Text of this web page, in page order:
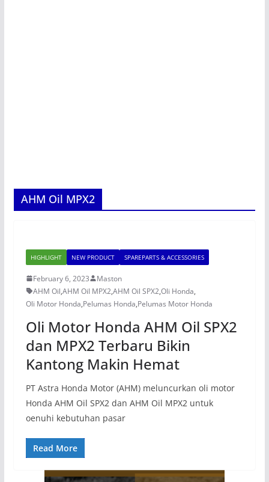
AHM Oil MPX2
HIGHLIGHT NEW PRODUCT SPAREPARTS & ACCESSORIES
February 6, 2023
Maston
AHM Oil,AHM Oil MPX2,AHM Oil SPX2,Oli Honda,
Oli Motor Honda,Pelumas Honda,Pelumas Motor Honda
Oli Motor Honda AHM Oil SPX2
dan MPX2 Terbaru Bikin
Kantong Makin Hemat
PT Astra Honda Motor (AHM) meluncurkan oli motor
Honda AHM Oil SPX2 dan AHM Oil MPX2 untuk
oenuhi kebutuhan pasar
Read More